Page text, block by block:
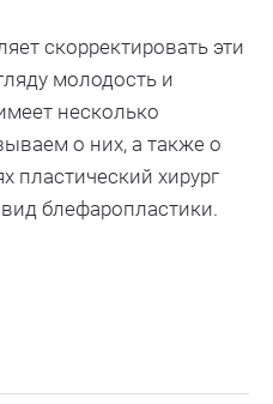
скорректировать эти
молодость и
несколько
о них, а также о
пластический хирург
блефаропластики.